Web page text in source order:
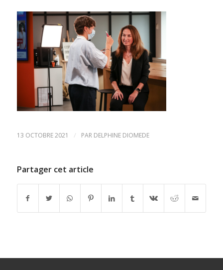
13 OCTOBRE 2021 / PAR DELPHINE DIOMEDE
Partager cet article